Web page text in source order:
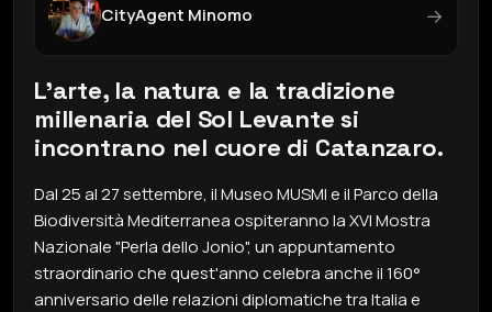
CityAgent Minomo →
L’arte, la natura e la tradizione
millenaria del Sol Levante si
incontrano nel cuore di Catanzaro.
Dal 25 al 27 settembre, il Museo MUSMI e il Parco della
Biodiversità Mediterranea ospiteranno la XVI Mostra
Nazionale "Perla dello Jonio", un appuntamento
straordinario che quest'anno celebra anche il 160°
anniversario delle relazioni diplomatiche tra Italia e